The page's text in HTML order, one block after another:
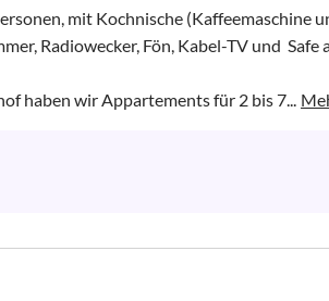
mit Kochnische (Kaffeemaschine
Radiowecker, Fön, Kabel-TV und  Safe
haben wir Appartements für 2 bis 7...